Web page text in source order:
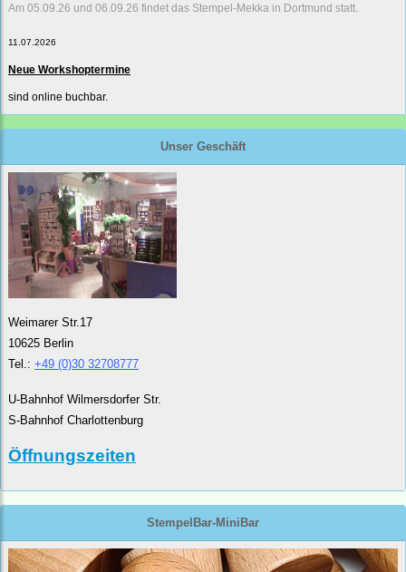
Am 05.09.26 und 06.09.26 findet das Stempel-Mekka in Dortmund statt.
11.07.2026
Neue Workshoptermine
sind online buchbar.
Unser Geschäft
Weimarer Str.17
10625 Berlin
Tel.: +49 (0)30 32708777
U-Bahnhof Wilmersdorfer Str.
S-Bahnhof Charlottenburg
Öffnungszeiten
StempelBar-MiniBar